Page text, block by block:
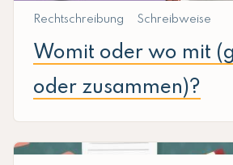
Rechtschreibung Schreibweise
Womit oder wo mit
oder zusammen)?